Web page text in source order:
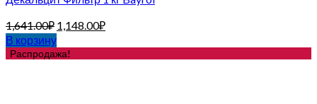
1,641.00₽ 1,148.00₽
В корзину
Распродажа!